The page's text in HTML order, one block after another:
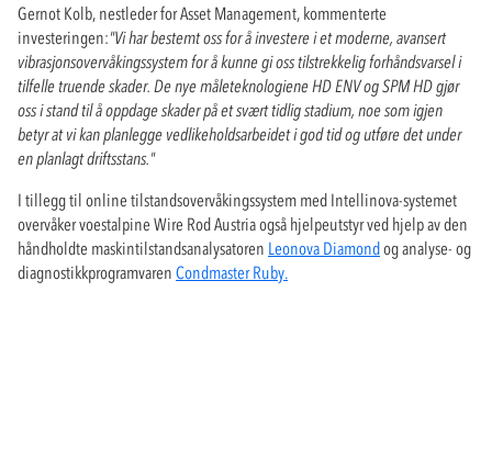
Gernot Kolb, nestleder for Asset Management, kommenterte
investeringen:"Vi har bestemt oss for å investere i et moderne, avansert
vibrasjonsovervåkingssystem for å kunne gi oss tilstrekkelig forhåndsvarsel i
tilfelle truende skader. De nye måleteknologiene HD ENV og SPM HD gjør
oss i stand til å oppdage skader på et svært tidlig stadium, noe som igjen
betyr at vi kan planlegge vedlikeholdsarbeidet i god tid og utføre det under
en planlagt driftsstans."
I tillegg til online tilstandsovervåkingssystem med Intellinova-systemet
overvåker voestalpine Wire Rod Austria også hjelpeutstyr ved hjelp av den
håndholdte maskintilstandsanalysatoren Leonova Diamondog analyse- og
diagnostikkprogramvaren Condmaster Ruby.